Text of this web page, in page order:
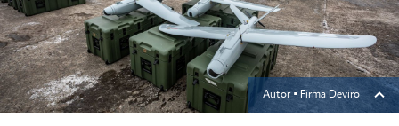
Autor ▪ Firma Deviro